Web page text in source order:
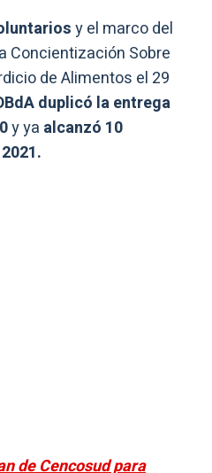
y el marco del
Concientización Sobre
de Alimentos el 29
duplicó la entrega
y ya alcanzó 10
de Cencosud para